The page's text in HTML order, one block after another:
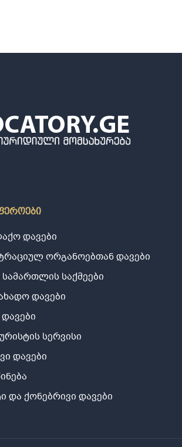
დავები
ორგანოებთან დავები
საქმეები
დავები
სერვისი
დავები
და ქონებრივი დავები